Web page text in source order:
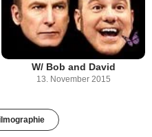
W/ Bob and David
13. November 2015